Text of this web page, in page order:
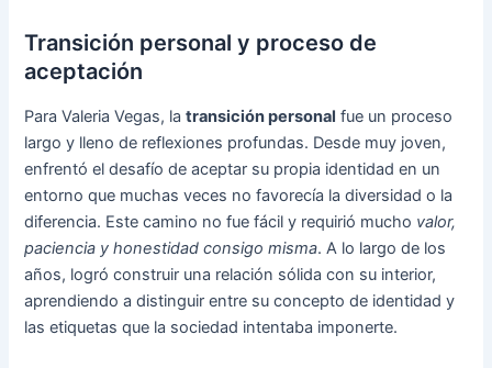
Transición personal y proceso de
aceptación
Para Valeria Vegas, latransición personal fue un proceso
largo y lleno de reflexiones profundas. Desde muy joven,
enfrentó el desafío de aceptar su propia identidad en un
entorno que muchas veces no favorecía la diversidad o la
diferencia. Este camino no fue fácil y requirió mucho valor,
paciencia y honestidad consigo misma. A lo largo de los
años, logró construir una relación sólida con su interior,
aprendiendo a distinguir entre su concepto de identidad y
las etiquetas que la sociedad intentaba imponerte.